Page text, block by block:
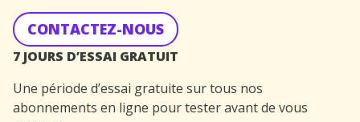
CONTACTEZ-NOUS
7 JOURS D’ESSAI GRATUIT
Une période d’essai gratuite sur tous nos
abonnements en ligne pour tester avant de vous